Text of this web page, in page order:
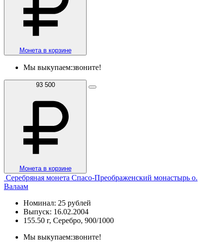
Монета в корзине
Мы выкупаем:звоните!
93 500
Монета в корзине
Серебряная монета Спасо-Преображенский монастырь о.
Валаам
Номинал: 25 рублей
Выпуск: 16.02.2004
155.50 г, Серебро, 900/1000
Мы выкупаем:звоните!